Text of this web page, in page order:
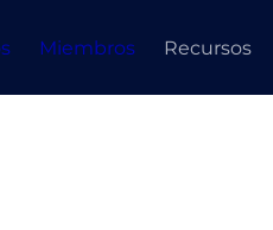
Miembros Recursos